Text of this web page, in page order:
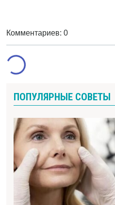
Комментариев: 0
ПОПУЛЯРНЫЕ СОВЕТЫ